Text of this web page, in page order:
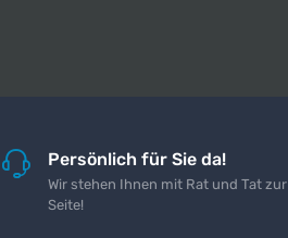
Persönlich für Sie da!
Wir stehen Ihnen mit Rat und Tat zur
Seite!